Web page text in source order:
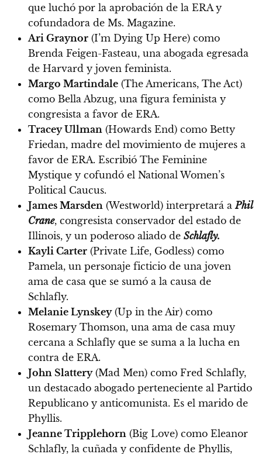
que luchó por la aprobación de la ERA y
cofundadora de Ms. Magazine.
Ari Graynor (I’m Dying Up Here) como
Brenda Feigen-Fasteau, una abogada egresada
de Harvard y joven feminista.
Margo Martindale (The Americans, The Act)
como Bella Abzug, una figura feminista y
congresista a favor de ERA.
Tracey Ullman (Howards End) como Betty
Friedan, madre del movimiento de mujeres a
favor de ERA. Escribió The Feminine
Mystique y cofundó el National Women’s
Political Caucus.
James Marsden (Westworld) interpretará aPhil
Crane, congresista conservador del estado de
Illinois, y un poderoso aliado de Schlafly.
Kayli Carter (Private Life, Godless) como
Pamela, un personaje ficticio de una joven
ama de casa que se sumó a la causa de
Schlafly.
Melanie Lynskey(Up in the Air) como
Rosemary Thomson, una ama de casa muy
cercana a Schlafly que se suma a la lucha en
contra de ERA.
John Slattery(Mad Men) como Fred Schlafly,
un destacado abogado perteneciente al Partido
Republicano y anticomunista. Es el marido de
Phyllis.
Jeanne Tripplehorn (Big Love) como Eleanor
Schlafly, la cuñada y confidente de Phyllis,